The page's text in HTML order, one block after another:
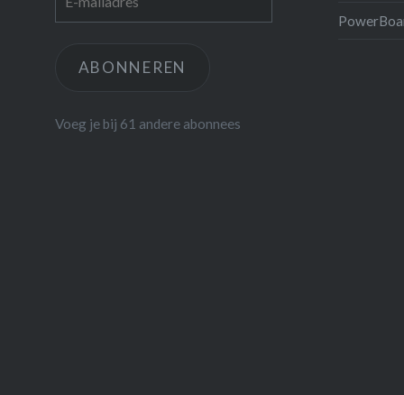
mailadres
ABONNEREN
Voeg je bij 61 andere abonnees